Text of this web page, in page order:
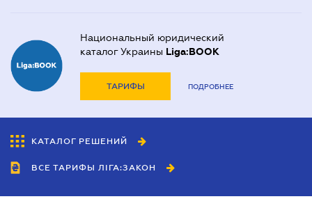
Национальный юридический
каталог Украины Liga:BOOK
ТАРИФЫ ПОДРОБНЕЕ
КАТАЛОГ РЕШЕНИЙ
ВСЕ ТАРИФЫ ЛІГА:ЗАКОН